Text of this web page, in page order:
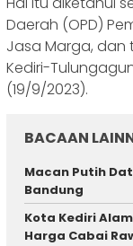
Daerah (OPD)
Jasa Marga, dan
Kediri-
(19/9/2023).
BACAAN
Macan Putih
Bandung
Kota Kediri
Harga Cabai